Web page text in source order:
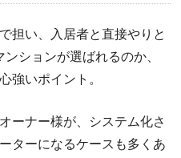
担い、入居者と直接やりと
ションが選ばれるのか、
強いポイント。
ーナー様が、システム化さ
ターになるケースも多くあ